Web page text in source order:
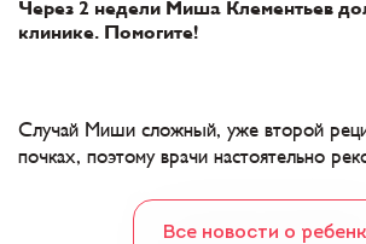
Через 2 недели Миша Клементьев
клинике. Помогите!
Случай Миши сложный, уже второй
почках, поэтому врачи настоятельно
Все новости о